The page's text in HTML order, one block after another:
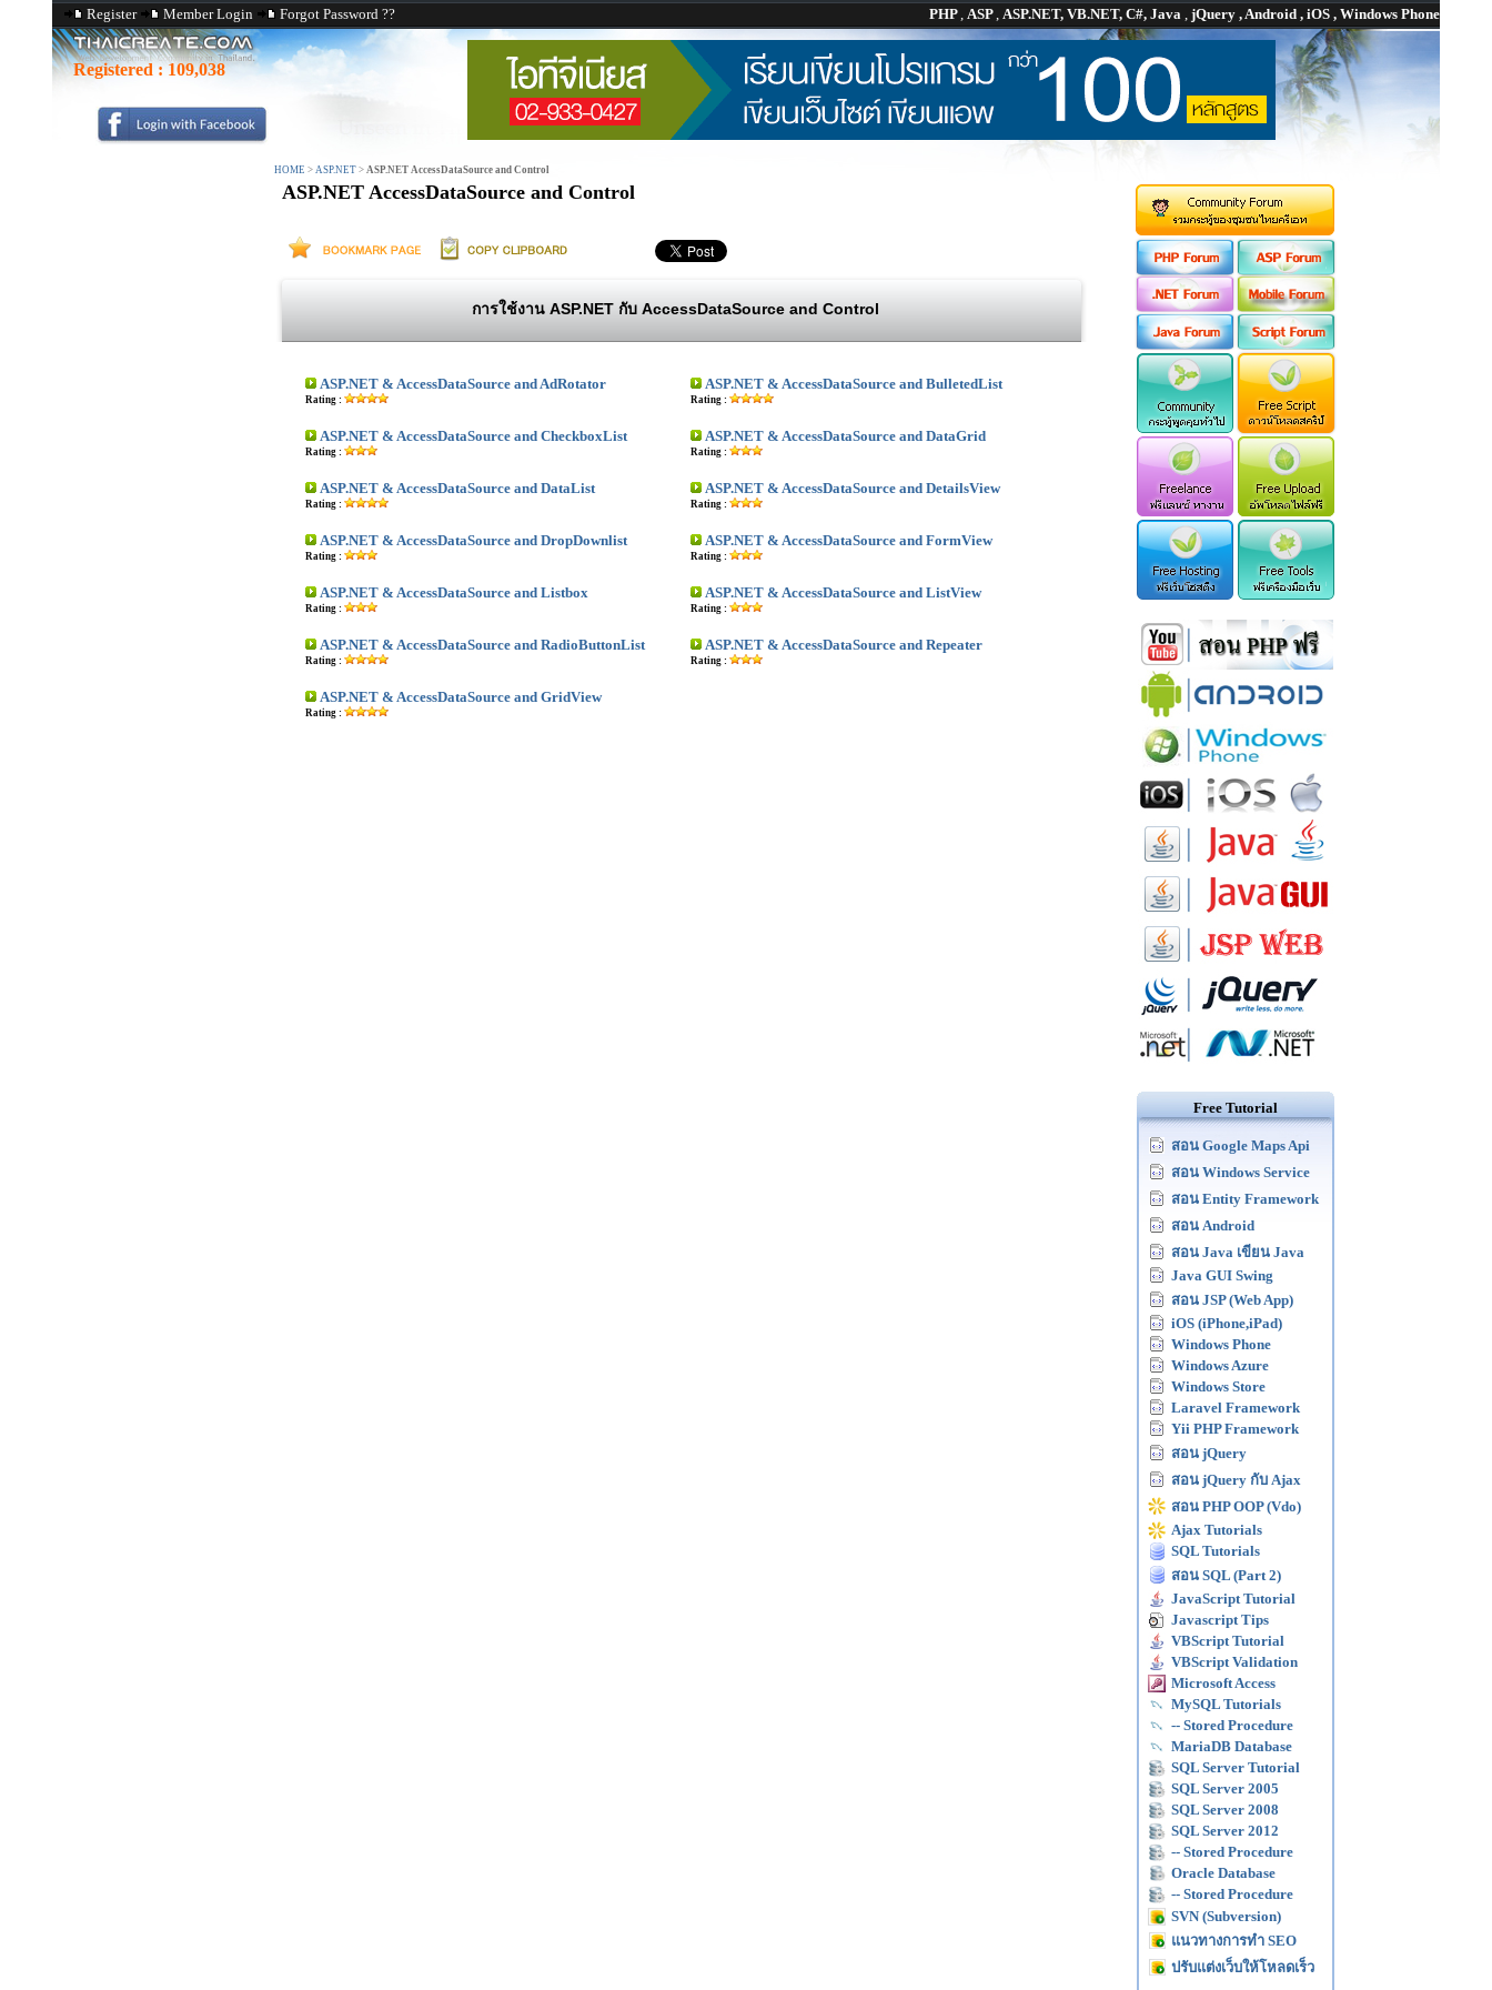
Register Member Login Forgot Password ?? PHP, ASP, ASP.NET, VB.NET, C#, Java , jQuery , Android , iOS , Windows Phone
Registered : 109,038
HOME > ASP.NET > ASP.NET AccessDataSource and Control
ASP.NET AccessDataSource and Control
การใช้งาน ASP.NET กับ AccessDataSource and Control
ASP.NET & AccessDataSource and AdRotator
Rating :
ASP.NET & AccessDataSource and BulletedList
Rating :
ASP.NET & AccessDataSource and CheckboxList
Rating :
ASP.NET & AccessDataSource and DataGrid
Rating :
ASP.NET & AccessDataSource and DataList
Rating :
ASP.NET & AccessDataSource and DetailsView
Rating :
ASP.NET & AccessDataSource and DropDownlist
Rating :
ASP.NET & AccessDataSource and FormView
Rating :
ASP.NET & AccessDataSource and Listbox
Rating :
ASP.NET & AccessDataSource and ListView
Rating :
ASP.NET & AccessDataSource and RadioButtonList
Rating :
ASP.NET & AccessDataSource and Repeater
Rating :
ASP.NET & AccessDataSource and GridView
Rating :
Free Tutorial
สอน Google Maps Api
สอน Windows Service
สอน Entity Framework
สอน Android
สอน Java เขียน Java
Java GUI Swing
สอน JSP (Web App)
iOS (iPhone,iPad)
Windows Phone
Windows Azure
Windows Store
Laravel Framework
Yii PHP Framework
สอน jQuery
สอน jQuery กับ Ajax
สอน PHP OOP (Vdo)
Ajax Tutorials
SQL Tutorials
สอน SQL (Part 2)
JavaScript Tutorial
Javascript Tips
VBScript Tutorial
VBScript Validation
Microsoft Access
MySQL Tutorials
-- Stored Procedure
MariaDB Database
SQL Server Tutorial
SQL Server 2005
SQL Server 2008
SQL Server 2012
-- Stored Procedure
Oracle Database
-- Stored Procedure
SVN (Subversion)
แนวทางการทำ SEO
ปรับแต่งเว็บให้โหลดเร็ว